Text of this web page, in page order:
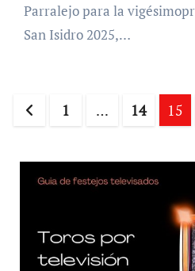
Parralejo para la
San Isidro 2025,…
Paginación
entradas
1 … 14 15